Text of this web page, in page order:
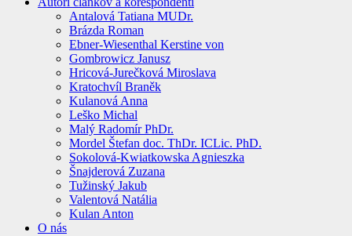
Antalová Tatiana MUDr.
Brázda Roman
Ebner-Wiesenthal Kerstine von
Gombrowicz Janusz
Hricová-Jurečková Miroslava
Kratochvíl Braněk
Kulanová Anna
Leško Michal
Malý Radomír PhDr.
Mordel Štefan doc. ThDr. ICLic. PhD.
Sokolová-Kwiatkowska Agnieszka
Šnajderová Zuzana
Tužinský Jakub
Valentová Natália
Kulan Anton
O nás